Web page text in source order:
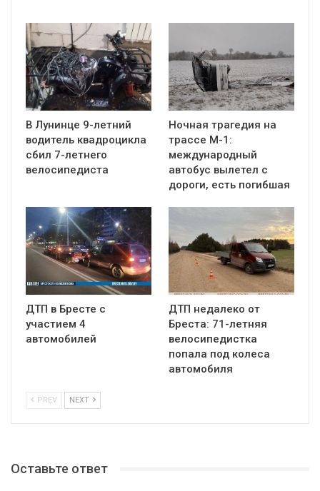
В Лунинце 9-летний
водитель квадроцикла
сбил 7-летнего
велосипедиста
Ночная трагедия на
трассе М-1:
международный
автобус вылетел с
дороги, есть погибшая
ДТП в Бресте с
участием 4
автомобилей
ДТП недалеко от
Бреста: 71-летняя
велосипедистка
попала под колеса
автомобиля
PREV NEXT
Оставьте ответ